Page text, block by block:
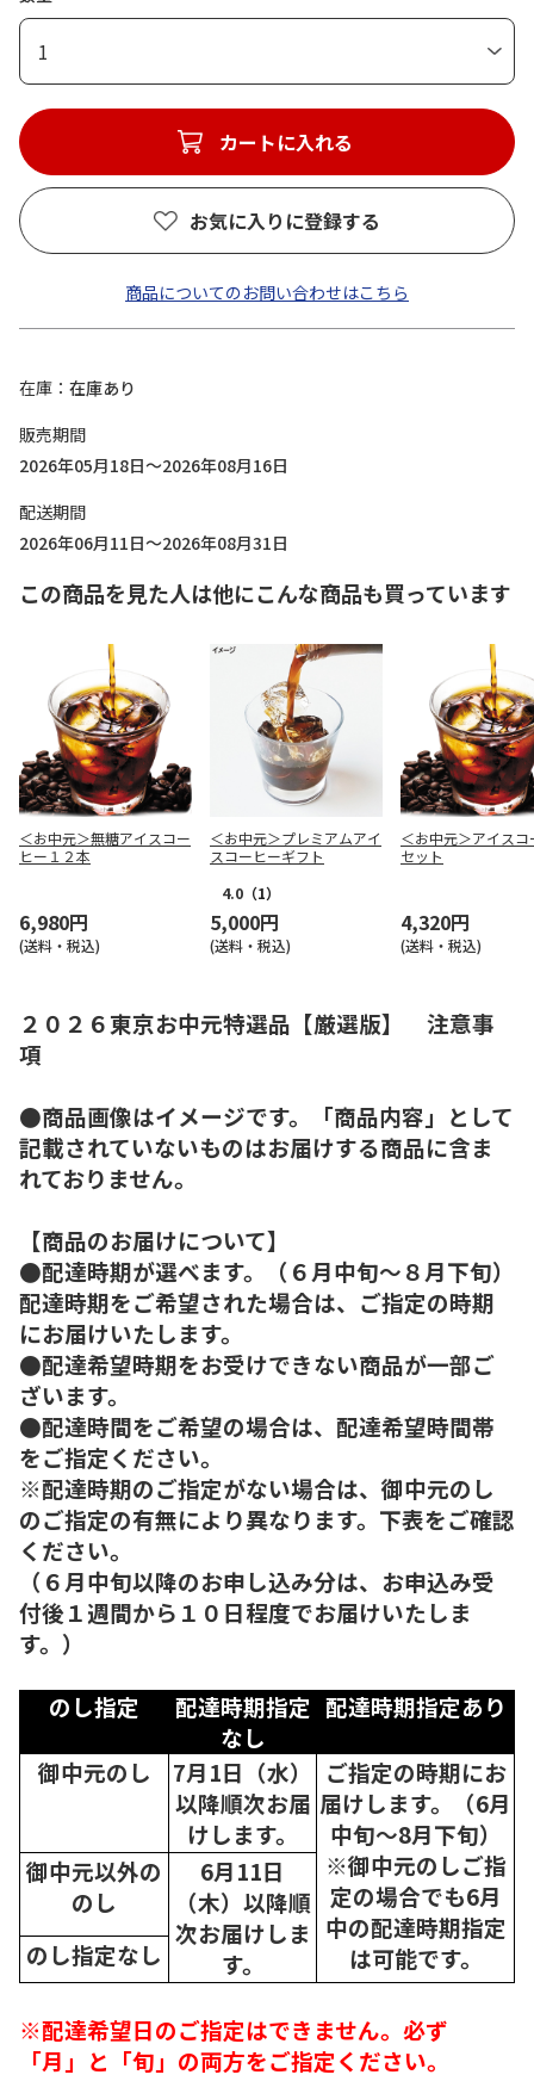
1
カートに入れる
お気に入りに登録する
商品についてのお問い合わせはこちら
在庫
在庫あり
販売期間
2026年05月18日～2026年08月16日
配送期間
2026年06月11日～2026年08月31日
この商品を見た人は他にこんな商品も買っています
＜お中元＞無糖アイスコー
ヒー１２本
6,980円
(送料・税込)
＜お中元＞プレミアムアイ
スコーヒーギフト
4.0 （1）
5,000円
(送料・税込)
＜お中元＞アイスコ
セット
4,320円
(送料・税込)
２０２６東京お中元特選品【厳選版】 注意事
項
●商品画像はイメージです。「商品内容」として
記載されていないものはお届けする商品に含ま
れておりません。
【商品のお届けについて】
●配達時期が選べます。（６月中旬～８月下旬）
配達時期をご希望された場合は、ご指定の時期
にお届けいたします。
●配達希望時期をお受けできない商品が一部ご
ざいます。
●配達時間をご希望の場合は、配達希望時間帯
をご指定ください。
※配達時期のご指定がない場合は、御中元のし
のご指定の有無により異なります。下表をご確認
ください。
（６月中旬以降のお申し込み分は、お申込み受
付後１週間から１０日程度でお届けいたしま
す。）
のし指定
配達時期指定
なし
配達時期指定あり
御中元のし
7月1日（水）
以降順次お届
けします。
ご指定の時期にお
届けします。（6月
中旬～8月下旬）
※御中元のしご指
定の場合でも6月
中の配達時期指定
は可能です。
御中元以外の
のし
6月11日
（木）以降順
次お届けしま
す。
のし指定なし
※配達希望日のご指定はできません。必ず
「月」と「旬」の両方をご指定ください。